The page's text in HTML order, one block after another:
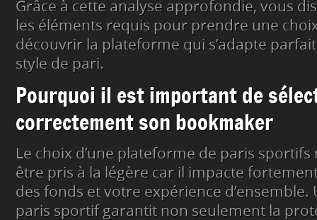
Grâce à cette analyse approfondie, vous
les éléments requis pour prendre une
découvrir la plateforme qui s’adapte
style de pari.
Pourquoi il est important de
correctement son bookmaker
Le choix d’une plateforme de paris sportifs
être pris à la légère car il impacte
des fonds et votre expérience d’ensemble.
paris sportif garantit non seulement la